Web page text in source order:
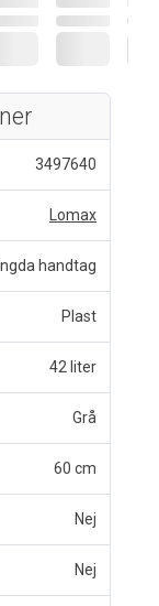
3497640
Lomax
handtag
Plast
42 liter
Grå
60 cm
Nej
Nej